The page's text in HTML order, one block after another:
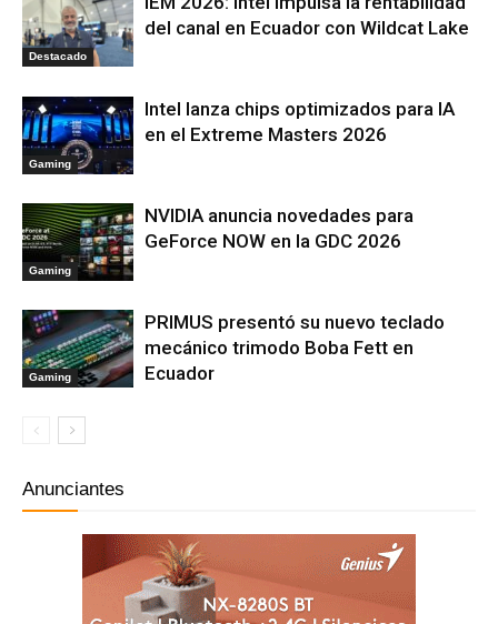
Destacado
del canal en Ecuador con Wildcat Lake
Gaming
Intel lanza chips optimizados para IA
en el Extreme Masters 2026
Gaming
NVIDIA anuncia novedades para
GeForce NOW en la GDC 2026
Gaming
PRIMUS presentó su nuevo teclado
mecánico trimodo Boba Fett en
Ecuador
Anunciantes